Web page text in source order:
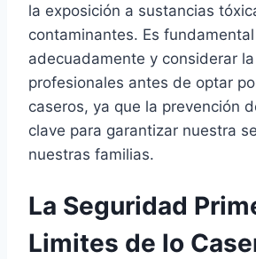
la exposición a sustancias
contaminantes. Es
adecuadamente y considerar
profesionales antes de optar
caseros, ya que la prevención
clave para garantizar nuestra
nuestras familias.
La Seguridad
Limites de lo